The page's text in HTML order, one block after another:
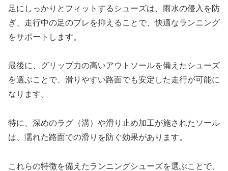
足にしっかりとフィットするシューズは、雨水の侵入を防
ぎ、走行中の足のブレを抑えることで、快適なランニング
をサポートします。
最後に、グリップ力の高いアウトソールを備えたシューズ
を選ぶことで、滑りやすい路面でも安定した走行が可能に
なります。
特に、深めのラグ（溝）や滑り止め加工が施されたソール
は、濡れた路面での滑りを防ぐ効果があります。
これらの特徴を備えたランニングシューズを選ぶことで、